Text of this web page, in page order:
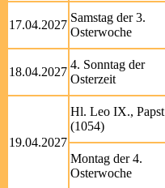
17.04.2027
Samstag der 3.
Osterwoche
18.04.2027
4. Sonntag der
Osterzeit
19.04.2027
Hl. Leo IX., Papst
(1054)
Montag der 4.
Osterwoche